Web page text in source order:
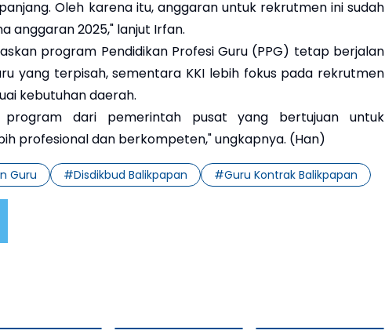
Oleh karena itu, anggaran untuk rekrutmen ini sudah
anggaran 2025," lanjut Irfan.
program Pendidikan Profesi Guru (PPG) tetap berjalan
yang terpisah, sementara KKI lebih fokus pada rekrutmen
kebutuhan daerah.
program dari pemerintah pusat yang bertujuan untuk
profesional dan berkompeten," ungkapnya. (Han)
Guru #Disdikbud Balikpapan #Guru Kontrak Balikpapan